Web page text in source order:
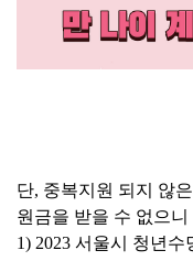
단, 중복지원 되지 않
원금을 받을 수 없으
1) 2023 서울시 청년수